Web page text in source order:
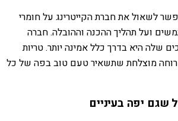
לשאול את חברת הקייטרינג על חומרי
ועל תהליך ההכנה וההובלה. חברה
שלה היא בדרך כלל אמינה יותר. טריות
מוצלחת שתשאיר טעם טוב בפה של כל
שגם יפה בעיניים